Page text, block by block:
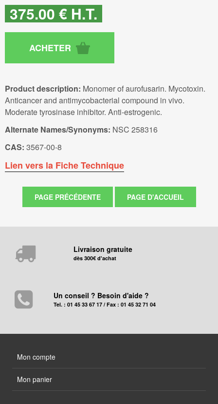
375.00 € H.T.
Product description: Monomer of aurofusarin. Mycotoxin.
Anticancer and antimycobacterial compound in vivo.
Moderate tyrosinase inhibitor. Anti-estrogenic.
Alternate Names/Synonyms: NSC 258316
CAS: 3567-00-8
Lien vers la Fiche Technique
Livraison gratuite
dès 300€ d'achat
Un conseil ? Besoin d'aide ?
Tel. : 01 45 33 67 17 / Fax : 01 45 32 71 04
Mon compte
Mon panier